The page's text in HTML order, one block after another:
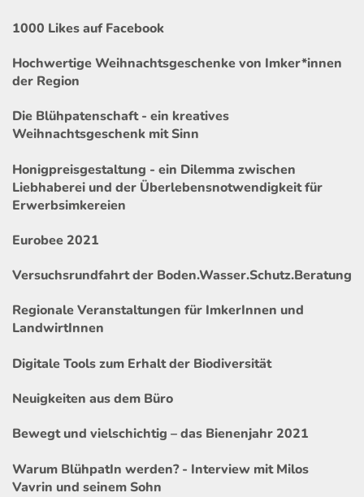
1000 Likes auf Facebook
Hochwertige Weihnachtsgeschenke von Imker*innen
der Region
Die Blühpatenschaft - ein kreatives
Weihnachtsgeschenk mit Sinn
Honigpreisgestaltung - ein Dilemma zwischen
Liebhaberei und der Überlebensnotwendigkeit für
Erwerbsimkereien
Eurobee 2021
Versuchsrundfahrt der Boden.Wasser.Schutz.Beratung
Regionale Veranstaltungen für ImkerInnen und
LandwirtInnen
Digitale Tools zum Erhalt der Biodiversität
Neuigkeiten aus dem Büro
Bewegt und vielschichtig – das Bienenjahr 2021
Warum BlühpatIn werden? - Interview mit Milos
Vavrin und seinem Sohn